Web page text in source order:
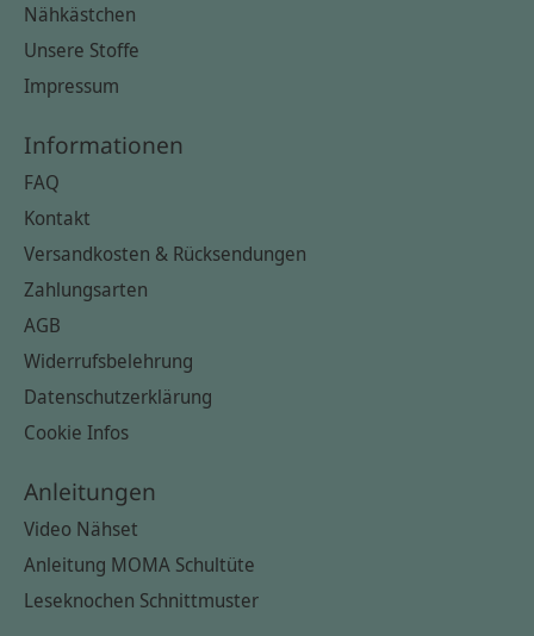
Nähkästchen
Unsere Stoffe
Impressum
Informationen
FAQ
Kontakt
Versandkosten & Rücksendungen
Zahlungsarten
AGB
Widerrufsbelehrung
Datenschutzerklärung
Cookie Infos
Anleitungen
Video Nähset
Anleitung MOMA Schultüte
Leseknochen Schnittmuster